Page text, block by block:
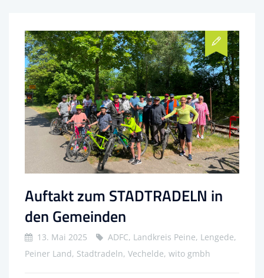
Auftakt zum STADTRADELN in
den Gemeinden
13. Mai 2025
ADFC, Landkreis Peine, Lengede,
Peiner Land, Stadtradeln, Vechelde, wito gmbh